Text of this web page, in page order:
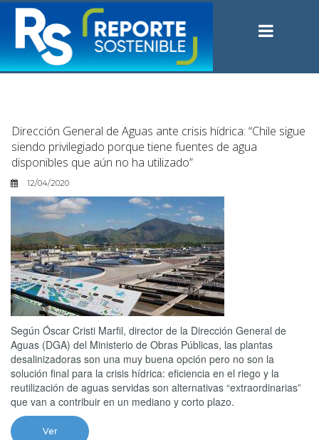
Dirección General de Aguas ante crisis hídrica: “Chile sigue
siendo privilegiado porque tiene fuentes de agua
disponibles que aún no ha utilizado”
12/04/2020
Según Óscar Cristi Marfil, director de la Dirección General de
Aguas (DGA) del Ministerio de Obras Públicas, las plantas
desalinizadoras son una muy buena opción pero no son la
solución final para la crisis hídrica: eficiencia en el riego y la
reutilización de aguas servidas son alternativas “extraordinarias”
que van a contribuir en un mediano y corto plazo.
Ver